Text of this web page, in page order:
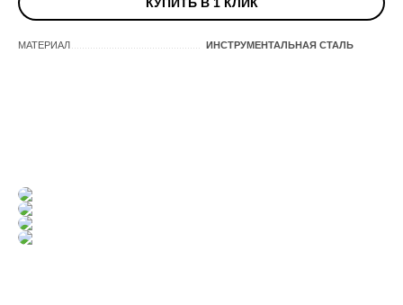
МАТЕРИАЛ ИНСТРУМЕНТАЛЬНАЯ СТАЛЬ